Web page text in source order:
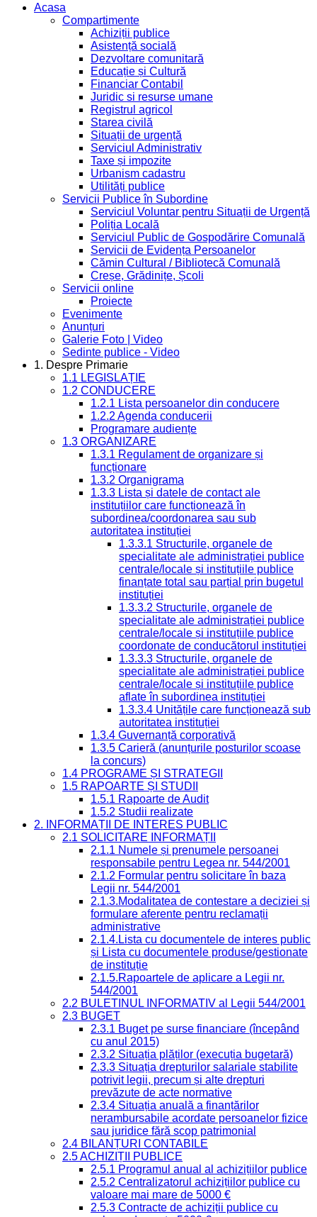
Acasa
Compartimente
Achiziții publice
Asistență socială
Dezvoltare comunitară
Educație și Cultură
Financiar Contabil
Juridic si resurse umane
Registrul agricol
Starea civilă
Situații de urgență
Serviciul Administrativ
Taxe și impozite
Urbanism cadastru
Utilități publice
Servicii Publice în Subordine
Serviciul Voluntar pentru Situații de Urgență
Poliția Locală
Serviciul Public de Gospodărire Comunală
Servicii de Evidența Persoanelor
Cămin Cultural / Bibliotecă Comunală
Creșe, Grădinițe, Școli
Servicii online
Proiecte
Evenimente
Anunțuri
Galerie Foto | Video
Sedinte publice - Video
1. Despre Primarie
1.1 LEGISLAȚIE
1.2 CONDUCERE
1.2.1 Lista persoanelor din conducere
1.2.2 Agenda conducerii
Programare audiențe
1.3 ORGANIZARE
1.3.1 Regulament de organizare și
funcționare
1.3.2 Organigrama
1.3.3 Lista și datele de contact ale
instituțiilor care funcționează în
subordinea/coordonarea sau sub
autoritatea instituției
1.3.3.1 Structurile, organele de
specialitate ale administrației publice
centrale/locale și instituțiile publice
finanțate total sau parțial prin bugetul
instituției
1.3.3.2 Structurile, organele de
specialitate ale administrației publice
centrale/locale și instituțiile publice
coordonate de conducătorul instituției
1.3.3.3 Structurile, organele de
specialitate ale administrației publice
centrale/locale și instituțiile publice
aflate în subordinea instituției
1.3.3.4 Unitățile care funcționează sub
autoritatea instituției
1.3.4 Guvernanță corporativă
1.3.5 Carieră (anunțurile posturilor scoase
la concurs)
1.4 PROGRAME ȘI STRATEGII
1.5 RAPOARTE ȘI STUDII
1.5.1 Rapoarte de Audit
1.5.2 Studii realizate
2. INFORMAȚII DE INTERES PUBLIC
2.1 SOLICITARE INFORMAȚII
2.1.1 Numele și prenumele persoanei
responsabile pentru Legea nr. 544/2001
2.1.2 Formular pentru solicitare în baza
Legii nr. 544/2001
2.1.3.Modalitatea de contestare a deciziei și
formulare aferente pentru reclamații
administrative
2.1.4.Lista cu documentele de interes public
și Lista cu documentele produse/gestionate
de instituție
2.1.5.Rapoartele de aplicare a Legii nr.
544/2001
2.2 BULETINUL INFORMATIV al Legii 544/2001
2.3 BUGET
2.3.1 Buget pe surse financiare (începând
cu anul 2015)
2.3.2 Situația plăților (execuția bugetară)
2.3.3 Situația drepturilor salariale stabilite
potrivit legii, precum și alte drepturi
prevăzute de acte normative
2.3.4 Situația anuală a finanțărilor
nerambursabile acordate persoanelor fizice
sau juridice fără scop patrimonial
2.4 BILANȚURI CONTABILE
2.5 ACHIZIȚII PUBLICE
2.5.1 Programul anual al achizițiilor publice
2.5.2 Centralizatorul achizițiilor publice cu
valoare mai mare de 5000 €
2.5.3 Contracte de achiziții publice cu